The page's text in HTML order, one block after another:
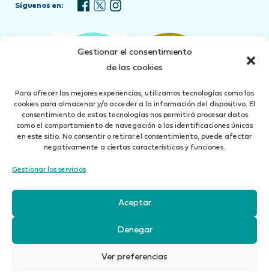
Gestionar el consentimiento
de las cookies
Para ofrecer las mejores experiencias, utilizamos tecnologías como las
cookies para almacenar y/o acceder a la información del dispositivo. El
consentimiento de estas tecnologías nos permitirá procesar datos
como el comportamiento de navegación o las identificaciones únicas
en este sitio. No consentir o retirar el consentimiento, puede afectar
negativamente a ciertas características y funciones.
Gestionar los servicios
Aceptar
Denegar
Ver preferencias
Síguenos en:
Política de Privacidad Cookies
iBrok 2010 Correduría de Seguros, S.L. está autorizada por la